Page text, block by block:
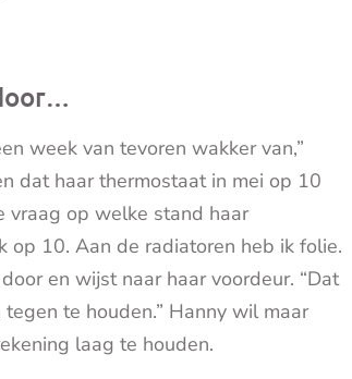
week van tevoren wakker van,”
dat haar thermostaat in mei op 10
vraag op welke stand haar
op 10. Aan de radiatoren heb ik folie.
en wijst naar haar voordeur. “Dat
te houden.” Hanny wil maar
laag te houden.